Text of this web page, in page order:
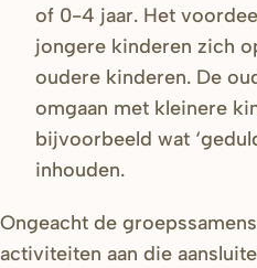
of 0-4 jaar. Het
jongere kinderen zich
oudere kinderen. De
omgaan met kleinere
bijvoorbeeld wat
inhouden.
Ongeacht de
activiteiten aan die